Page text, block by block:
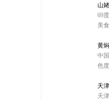
山
69
美
黄
中
色
天
天